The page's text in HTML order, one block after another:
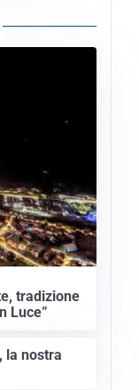
tradizione
Luce”
la nostra